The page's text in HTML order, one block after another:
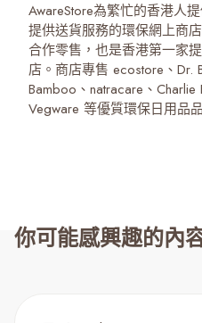
AwareStore為繁忙的香港人
提供送貨服務的環保網上商
合作零售，也是香港第一家
店。商店專售 ecostore、Dr.
Bamboo、natracare、Charlie
Vegware 等優質環保日用品
你可能感興趣的內